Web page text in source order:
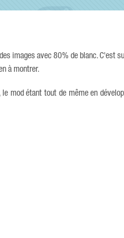
images avec 80% de blanc. C'est
à montrer.
mod étant tout de même en